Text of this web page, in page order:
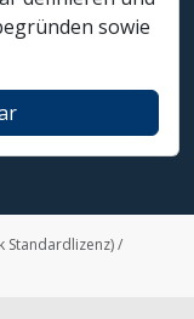
sowie
Standardlizenz)/